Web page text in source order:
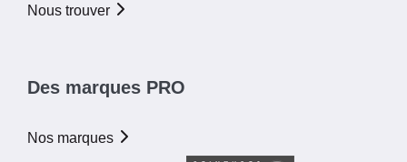
Nous trouver
Des marques PRO
Nos marques